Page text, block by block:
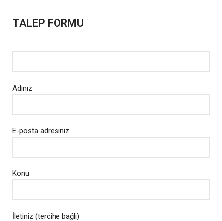
TALEP FORMU
Adınız
E-posta adresiniz
Konu
İletiniz (tercihe bağlı)